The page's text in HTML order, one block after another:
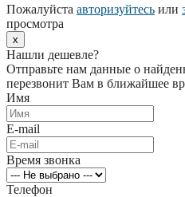
Пожалуйста авторизуйтесь или
просмотра
x
Нашли дешевле?
Отправьте нам данные о
перезвонит Вам в ближайшее
Имя
E-mail
Время звонка
Телефон